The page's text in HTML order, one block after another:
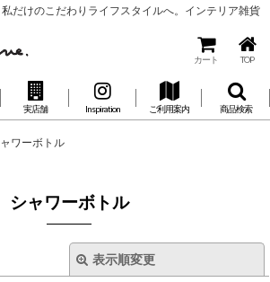
だけのこだわりライフスタイルへ。インテリア雑貨
カート TOP
実店舗 Inspiration ご利用案内 商品検索
ワーボトル
シャワーボトル
表示順変更